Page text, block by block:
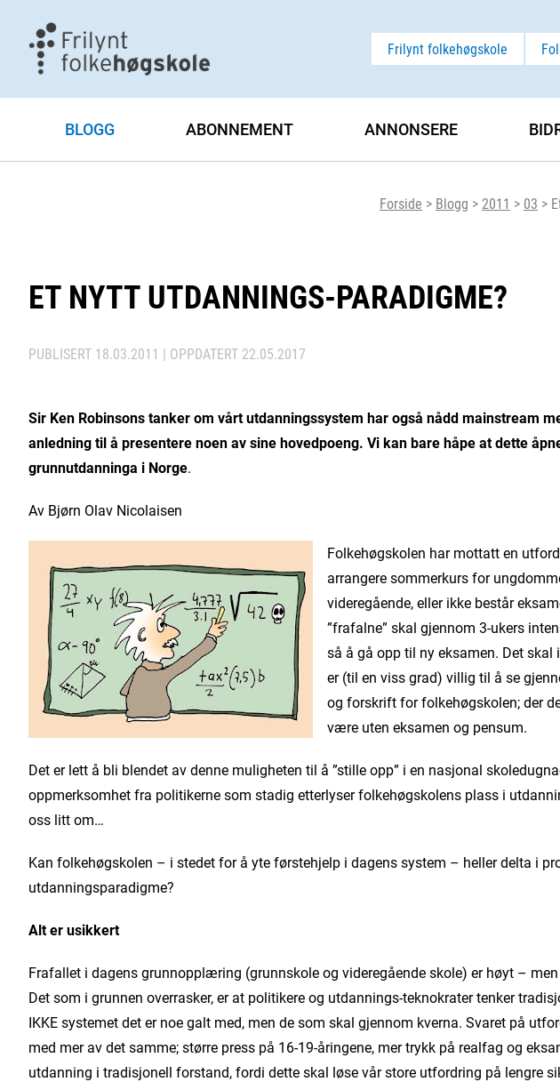
Frilynt folkehøgskole
Forside > Blogg > 2011 > 03 >
BLOGG ABONNEMENT ANNONSERE
ET NYTT UTDANNINGS-PARADIGME?
PUBLISERT 18.03.2011 | OPPDATERT 22.05.2017
Sir Ken Robinsons tanker om vårt utdanningssystem har også nådd mainstream
anledning til å presentere noen av sine hovedpoeng. Vi kan bare håpe at dette
grunnutdanninga i Norge.
Av Bjørn Olav Nicolaisen
Folkehøgskolen har mottatt en
arrangere sommerkurs for
videregående, eller ikke består
”frafalne” skal gjennom 3-ukers
så å gå opp til ny eksamen. Det skal
er (til en viss grad) villig til å se
og forskrift for folkehøgskolen; der
være uten eksamen og pensum.
Det er lett å bli blendet av denne muligheten til å ”stille opp” i en nasjonal
oppmerksomhet fra politikerne som stadig etterlyser folkehøgskolens plass i
oss litt om…
Kan folkehøgskolen – i stedet for å yte førstehjelp i dagens system – heller delta i
utdanningsparadigme?
Alt er usikkert
Frafallet i dagens grunnopplæring (grunnskole og videregående skole) er høyt –
Det som i grunnen overrasker, er at politikere og utdannings-teknokrater tenker
IKKE systemet det er noe galt med, men de som skal gjennom kverna. Svaret på
med mer av det samme; større press på 16-19-åringene, mer trykk på realfag og
utdanning i tradisjonell forstand, fordi dette skal løse vår store utfordring på lengre